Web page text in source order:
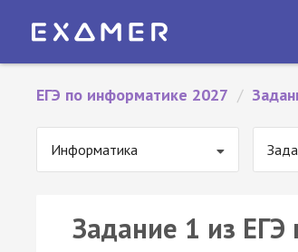
ЕГЭ по информатике 2027 /
Информатика
Задание 1 из